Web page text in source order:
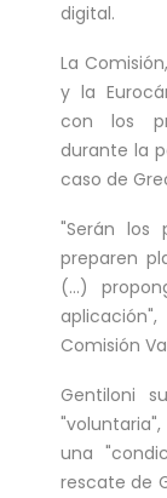
digital.
La
y la
con los
durante la
caso de
"Serán los
preparen
(...)
Comisión
Gentiloni
una
rescate de